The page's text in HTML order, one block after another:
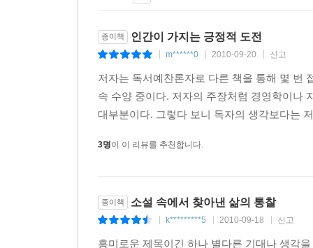
자유만 주어지면 경영학 서적은 다 집어던지고
내가 만일 대학에서 경영학 강의를 맡게 된다면
지닐 테니까 말이다. -피터 드러커
대부분의 경영학 서적들은 답을 제시한다. 반면
종이책 인간이 가지는 긍정적 도전
m******0 2010-09-20 신고
저자는 독서예찬론자로 다른 책을 통해 몇 번
속 수양 중이다. 저자의 주장처럼 경영학이나
대부분이다. 그렇다 보니 독자의 생각보다는
3명이 이 리뷰를 추천합니다.
종이책 소설 속에서 찾아낸 삶의 통찰
k*********5 2010-09-18 신고
흥미로운 제목이긴 하나 별다른 기대나 생각